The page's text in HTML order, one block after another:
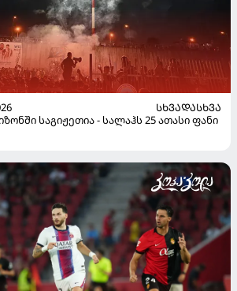
ᲡᲮᲕᲐᲓᲐᲡᲮᲕᲐ
საგიჟეთია - სალაჰს 25 ათასი ფანი